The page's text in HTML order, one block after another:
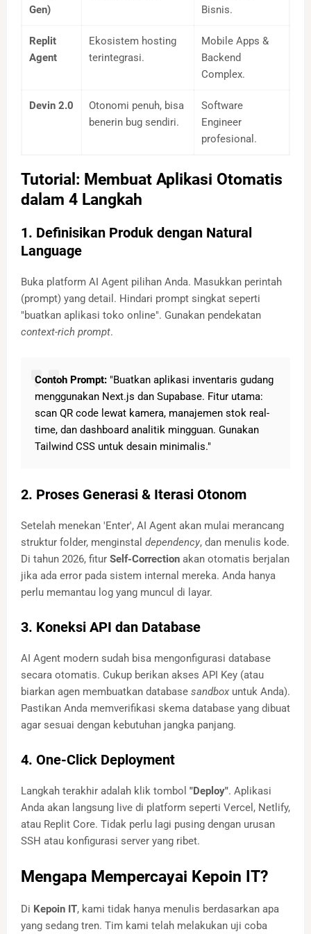
Gen)
Bisnis.
Replit
Agent
Ekosistem hosting
terintegrasi.
Mobile Apps &
Backend
Complex.
Devin 2.0
Otonomi penuh, bisa
benerin bug sendiri.
Software
Engineer
profesional.
Tutorial: Membuat Aplikasi Otomatis
dalam 4 Langkah
1. Definisikan Produk dengan Natural
Language
Buka platform AI Agent pilihan Anda. Masukkan perintah
(prompt) yang detail. Hindari prompt singkat seperti
"buatkan aplikasi toko online". Gunakan pendekatan
context-rich prompt.
Contoh Prompt: "Buatkan aplikasi inventaris gudang
menggunakan Next.js dan Supabase. Fitur utama:
scan QR code lewat kamera, manajemen stok real-
time, dan dashboard analitik mingguan. Gunakan
Tailwind CSS untuk desain minimalis."
2. Proses Generasi & Iterasi Otonom
Setelah menekan 'Enter', AI Agent akan mulai merancang
struktur folder, menginstal dependency, dan menulis kode.
Di tahun 2026, fitur Self-Correction akan otomatis berjalan
jika ada error pada sistem internal mereka. Anda hanya
perlu memantau log yang muncul di layar.
3. Koneksi API dan Database
AI Agent modern sudah bisa mengonfigurasi database
secara otomatis. Cukup berikan akses API Key (atau
biarkan agen membuatkan database sandbox untuk Anda).
Pastikan Anda memverifikasi skema database yang dibuat
agar sesuai dengan kebutuhan jangka panjang.
4. One-Click Deployment
Langkah terakhir adalah klik tombol "Deploy". Aplikasi
Anda akan langsung live di platform seperti Vercel, Netlify,
atau Replit Core. Tidak perlu lagi pusing dengan urusan
SSH atau konfigurasi server yang ribet.
Mengapa Mempercayai Kepoin IT?
Di Kepoin IT, kami tidak hanya menulis berdasarkan apa
yang sedang tren. Tim kami telah melakukan uji coba